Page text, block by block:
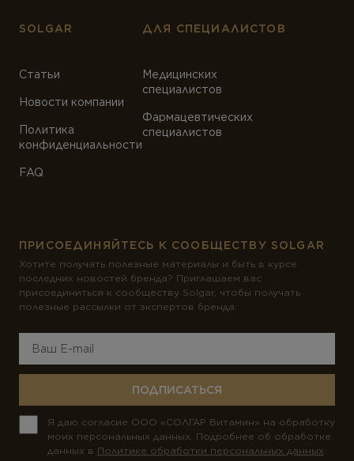
SOLGAR
Статьи
Новости компании
Политика
конфиденциальности
FAQ
ДЛЯ СПЕЦИАЛИСТОВ
Медицинских
специалистов
Фармацевтических
специалистов
ПРИСОЕДИНЯЙТЕСЬ К СООБЩЕСТВУ SOLGAR
Хотите получать полезные материалы и быть в курсе
последних новостей бренда? Приглашаем вас
присоединиться к сообществу Solgar, чтобы получать
полезные рассылки от экспертов бренда:
ПОДПИСАТЬСЯ
Я даю согласие ООО «СОЛГАР Витамин» на обработку
моих персональных данных. Подробнее об обработке
данных в Политике обработки персональных данных